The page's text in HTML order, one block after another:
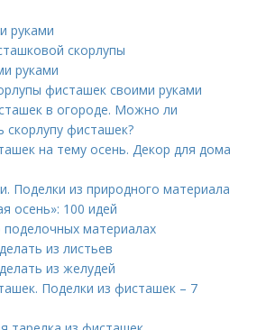
руками
скорлупы
руками
фисташек своими руками
в огороде. Можно ли
скорлупу фисташек?
на тему осень. Декор для дома
Поделки из природного материала
осень»: 100 идей
материалах
из листьев
из желудей
Поделки из фисташек – 7